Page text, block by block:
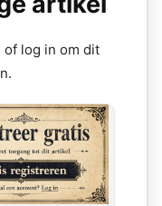
of log in om dit